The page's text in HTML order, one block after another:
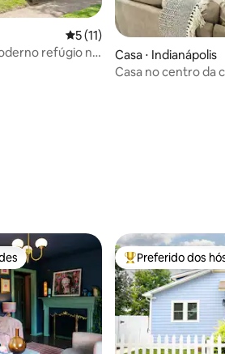
5 de uma avaliação média de
5 (11)
refúgio no
Casa ⋅ Indianápolis
Casa no centro da
dos hóspedes Entre os melhores
Preferido dos